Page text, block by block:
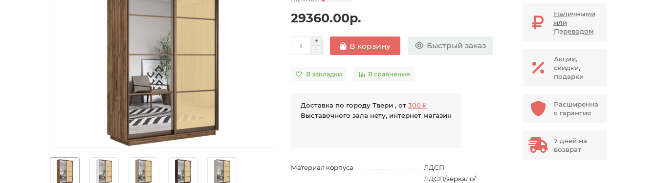
29360.00р.
В корзину Быстрый заказ
В закладки В сравнение
Доставка по городу Твери , от300 ₽
Выставочного зала нету, интернет магазин
Материал корпуса ЛДСП
ЛДСП/зеркало/
Наличными
или
Переводом
Акции,
скидки,
подарки
Расширенна
я гарантия
7 дней на
возврат